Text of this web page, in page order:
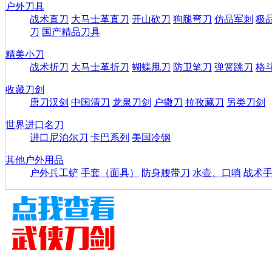
户外刀具
战术直刀 大马士革直刀 开山砍刀 狗腿弯刀 仿品军刺 极
刀 国产精品刀具
精美小刀
战术折刀 大马士革折刀 蝴蝶甩刀 防卫笔刀 弹簧跳刀 格
收藏刀剑
唐刀汉剑 中国清刀 龙泉刀剑 户撒刀 拉孜藏刀 另类刀剑
世界进口名刀
进口尼泊尔刀 卡巴系列 美国冷钢
其他户外用品
户外兵工铲 手套（面具） 防身腰带刀 水壶、口哨 战术